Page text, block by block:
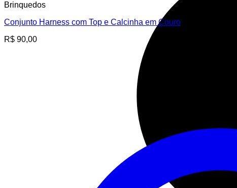
Brinquedos
Conjunto Harness com Top e Calcinha em Couro
R$ 90,00